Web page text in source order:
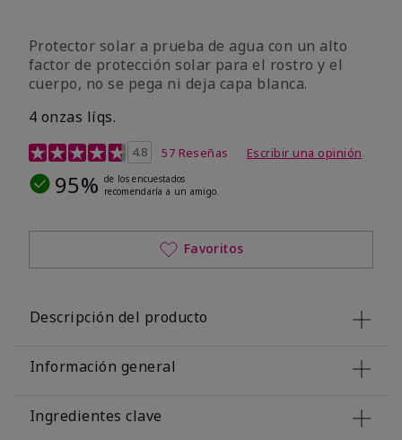
Protector solar a prueba de agua con un alto
factor de protección solar para el rostro y el
cuerpo, no se pega ni deja capa blanca.
4 onzas líqs.
Calificación de clientes de 4,2 de 5
4.8 57 Reseñas Escribir una opinión
95% de los encuestados
recomendaría a un amigo.
Favoritos
Descripción del producto
Información general
Ingredientes clave